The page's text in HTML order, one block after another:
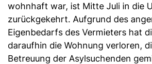
wohnhaft war, ist Mitte Juli in die
zurückgekehrt. Aufgrund des
Eigenbedarfs des Vermieters hat
daraufhin die Wohnung verloren,
Betreuung der Asylsuchenden